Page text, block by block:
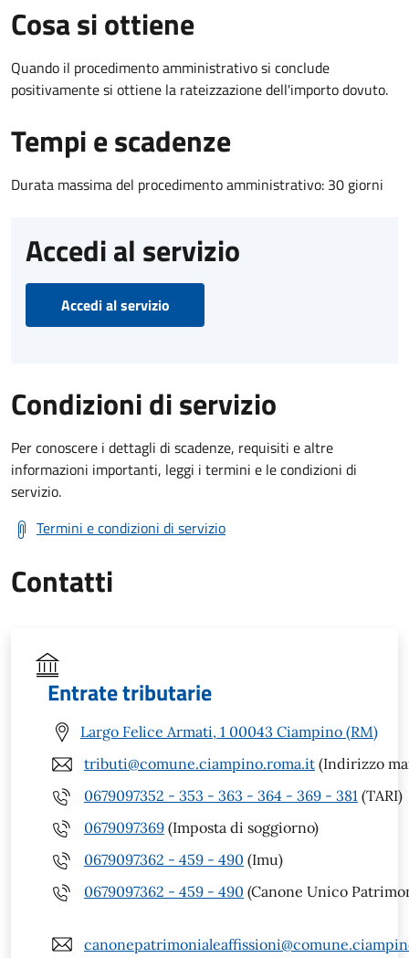
Cosa si ottiene
Quando il procedimento amministrativo si conclude
positivamente si ottiene la rateizzazione dell'importo dovuto.
Tempi e scadenze
Durata massima del procedimento amministrativo: 30 giorni
Accedi al servizio
Accedi al servizio
Condizioni di servizio
Per conoscere i dettagli di scadenze, requisiti e altre
informazioni importanti, leggi i termini e le condizioni di
servizio.
Termini e condizioni di servizio
Contatti
Entrate tributarie
Largo Felice Armati, 1 00043 Ciampino (RM)
tributi@comune.ciampino.roma.it (Indirizzo
0679097352 - 353 - 363 - 364 - 369 - 381 (TARI)
0679097369 (Imposta di soggiorno)
0679097362 - 459 - 490 (Imu)
0679097362 - 459 - 490 (Canone Unico